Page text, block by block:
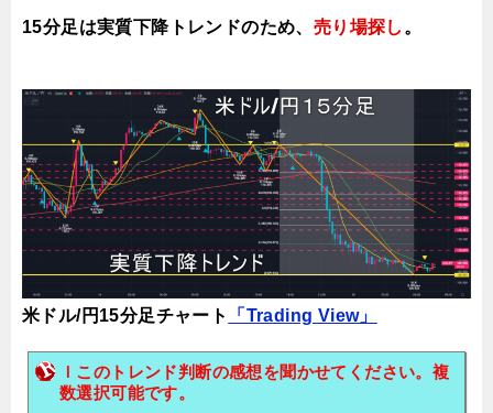
15分足は実質下降トレンドのため、 売り場探し 。
米ドル/円15分足チャート 「Trading View」
ｌこのトレンド判断の感想を聞かせてください。複
数選択可能です。